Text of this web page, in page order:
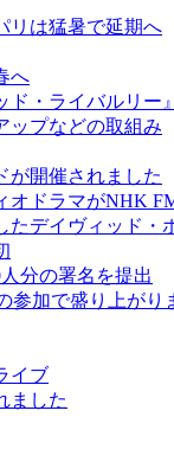
リは猛暑で延期へ
へ
・ライバルリー
ップなどの取組み
が開催されました
オドラマがNHK
たデイヴィッド・
分の署名を提出
参加で盛り上がり
イブ
ました